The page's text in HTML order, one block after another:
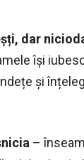
dar
își
și
–